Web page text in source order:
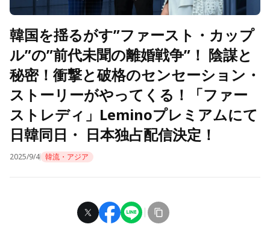
韓国を揺るがす”ファースト・カップ
ル”の”前代未聞の離婚戦争”！ 陰謀と
秘密！衝撃と破格のセンセーション・
ストーリーがやってくる！「ファー
ストレディ」Leminoプレミアムにて
日韓同日・ 日本独占配信決定！
2025/9/4 韓流・アジア